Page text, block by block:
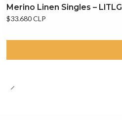
Merino Linen Singles – LITLG
$33.680 CLP